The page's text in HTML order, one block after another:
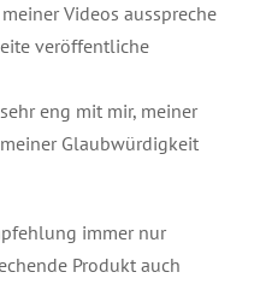
Videos ausspreche
veröffentliche
eng mit mir, meiner
Glaubwürdigkeit
immer nur
Produkt auch